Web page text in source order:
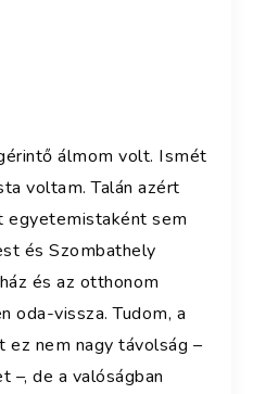
álmom volt. Ismét
voltam. Talán azért
egyetemistaként sem
és Szombathely
és az otthonom
oda-vissza. Tudom, a
ez nem nagy távolság –
–, de a valóságban